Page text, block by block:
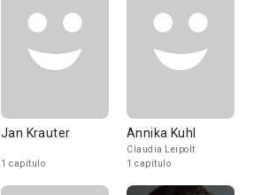
Jan Krauter
1 capítulo
Annika Kuhl
Claudia Leipolt
1 capítulo